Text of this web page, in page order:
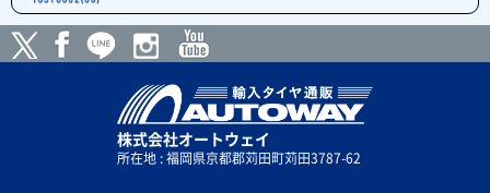
株式会社オートウェイ
所在地 : 福岡県京都郡苅田町苅田3787-62